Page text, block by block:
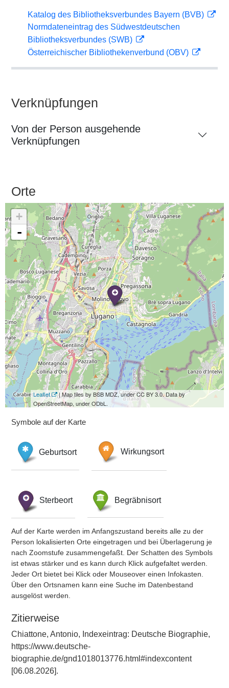
Katalog des Bibliotheksverbundes Bayern (BVB)
Normdateneintrag des Südwestdeutschen
Bibliotheksverbundes (SWB)
Österreichischer Bibliothekenverbund (OBV)
Verknüpfungen
Von der Person ausgehende
Verknüpfungen
Orte
+
-
Leaflet
| Map tiles by BSB MDZ, under CC BY 3.0. Data by
OpenStreetMap, under ODbL.
Symbole auf der Karte
Geburtsort Wirkungsort
Sterbeort Begräbnisort
Auf der Karte werden im Anfangszustand bereits alle zu der
Person lokalisierten Orte eingetragen und bei Überlagerung je
nach Zoomstufe zusammengefaßt. Der Schatten des Symbols
ist etwas stärker und es kann durch Klick aufgefaltet werden.
Jeder Ort bietet bei Klick oder Mouseover einen Infokasten.
Über den Ortsnamen kann eine Suche im Datenbestand
ausgelöst werden.
Zitierweise
Chiattone, Antonio, Indexeintrag: Deutsche Biographie,
https://www.deutsche-
biographie.de/gnd1018013776.html#indexcontent
[06.08.2026].